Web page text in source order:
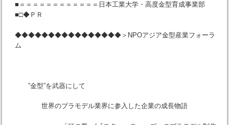
■＝＝＝＝＝＝＝＝＝＝＝＝日本工業大学・高度金型育成事業部
■□◆ＰＲ
◆◆◆◆◆◆◆◆◆◆◆◆◆◆◆◆＞NPOアジア金型産業フォーラ
ム
”金型”を武器にして
世界のプラモデル業界に参入した企業の成長物語